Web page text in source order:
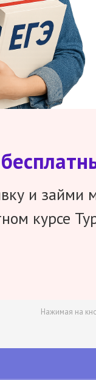
и займи
курсе
Нажимая на